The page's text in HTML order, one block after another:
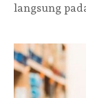
langsung